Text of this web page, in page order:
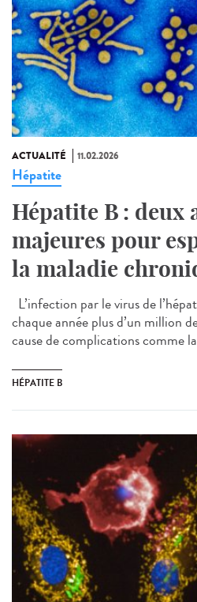
ACTUALITÉ 11.02.2026
Hépatite
Hépatite B : deux
majeures pour
la maladie
L’infection par le virus de
chaque année plus d’un million
cause de complications comme
HÉPATITE B